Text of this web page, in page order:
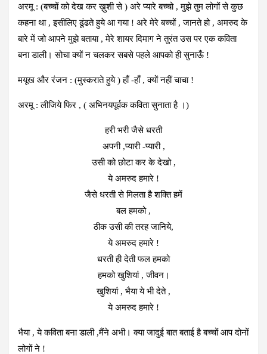
अरमू : (बच्चों को देख कर ख़ुशी से ) अरे प्यारे बच्चो , मुझे तुम लोगों से कुछ
कहना था , इसीलिए ढूंढते हुये आ गया ! अरे मेरे बच्चों , जानते हो , अमरुद के
बारे में जो आपने मुझे बताया , मेरे शायर दिमाग ने तुरंत उस पर एक कविता
बना डाली। सोचा क्यों न चलकर सबसे पहले आपको ही सुनाऊँ !
मयूख और रंजन : (मुस्कराते हुये ) हाँ -हाँ , क्यों नहीं चाचा !
अरमू : लीजिये फिर , ( अभिनयपूर्वक कविता सुनाता है ।)
हरी भरी जैसे धरती
अपनी ,प्यारी -प्यारी ,
उसी को छोटा कर के देखो ,
ये अमरुद हमारे !
जैसे धरती से मिलता है शक्ति हमें
बल हमको ,
ठीक उसी की तरह जानिये,
ये अमरुद हमारे !
धरती ही देती फल हमको
हमको खुशियां , जीवन।
खुशियां , भैया ये भी देते ,
ये अमरुद हमारे !
भैया , ये कविता बना डाली ,मैंने अभी। क्या जादुई बात बताई है बच्चों आप दोनों
लोगों ने !